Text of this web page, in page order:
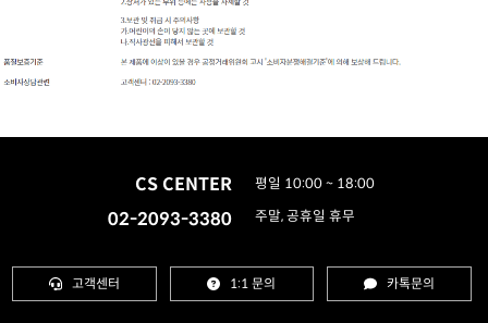
CS CENTER
02-2093-3380
평일 10:00 ~ 18:00
주말, 공휴일 휴무
고객센터 1:1 문의 카톡문의